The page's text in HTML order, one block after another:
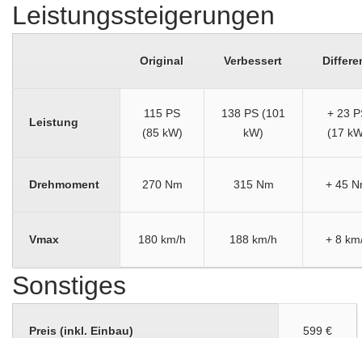
Leistungssteigerungen
Original Verbessert
Leistung
115 PS
(85 kW)
138 PS (101
kW)
+ 23
(17
Drehmoment 270 Nm 315 Nm + 45
Vmax 180 km/h 188 km/h + 8
Sonstiges
Preis (inkl. Einbau) 599 €